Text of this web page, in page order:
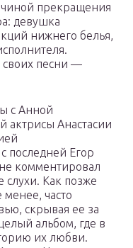
прекращения
девушка
нижнего белья,
своих песни —
с Анной
актрисы Анастасии
Егор
комментировал
Как позже
менее, часто
скрывая ее за
альбом, где в
их любви.